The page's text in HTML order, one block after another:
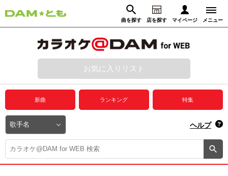
曲を探す 店を探す マイページ メニュー
動画からさがす 録音からさがす
ログイン
プレミアムサービス
DAM★とも動画
DAM★とも録音
カラオケ＠DAM
お気に入りリスト
新曲 ランキング 特集
ヘルプ